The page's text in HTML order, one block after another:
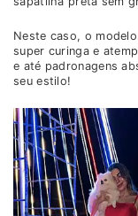
Neste caso, o
super curinga e
e até padronagens
seu estilo!